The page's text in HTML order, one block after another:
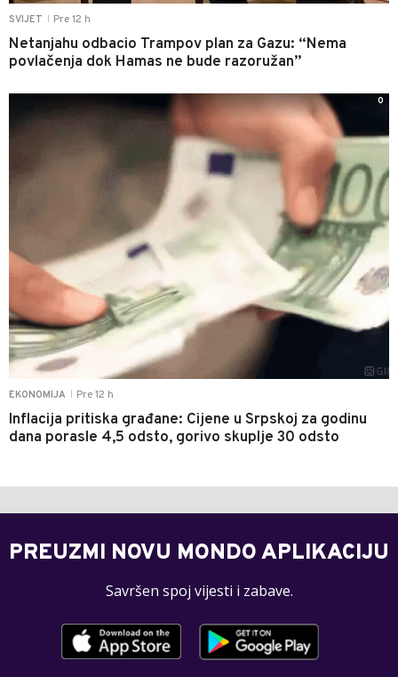
SVIJET Pre 12 h
Netanjahu odbacio Trampov plan za Gazu: “Nema
povlačenja dok Hamas ne bude razoružan”
EKONOMIJA Pre 12 h
Inflacija pritiska građane: Cijene u Srpskoj za godinu
dana porasle 4,5 odsto, gorivo skuplje 30 odsto
0
PREUZMI NOVU MONDO APLIKACIJU
Savršen spoj vijesti i zabave.